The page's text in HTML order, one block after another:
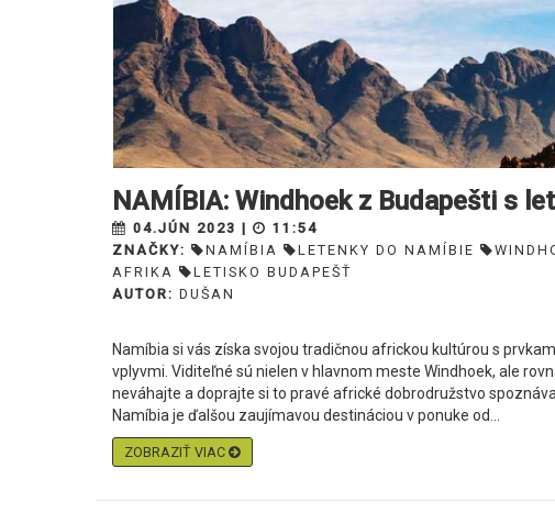
NAMÍBIA: Windhoek z Budapešti s
04.JÚN 2023 |
11:54
ZNAČKY:
NAMÍBIA LETENKY DO NAMÍBIE
AFRIKA
LETISKO BUDAPEŠŤ
AUTOR: DUŠAN
Namíbia si vás získa svojou tradičnou africkou kultúrou s
vplyvmi. Viditeľné sú nielen v hlavnom meste Windhoek, ale
neváhajte a doprajte si to pravé africké dobrodružstvo
Namíbia je ďalšou zaujímavou destináciou v ponuke od...
ZOBRAZIŤ VIAC